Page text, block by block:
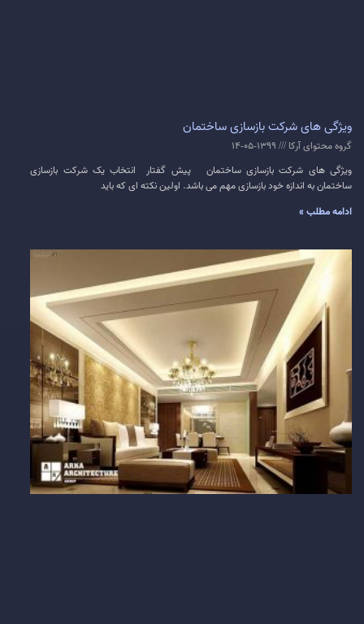
ویژگی های شرکت بازسازی ساختمان
گروه محتوای آرکا
ویژگی های شرکت بازسازی ساختمان پیش گفتار انتخاب یک شرکت بازسازی
ساختمان به اندازه خود بازسازی مهم می باشد. اولین نکته ای که باید
ادامه مطلب »